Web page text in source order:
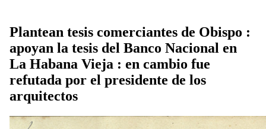
Plantean tesis comerciantes de Obispo :
apoyan la tesis del Banco Nacional en
La Habana Vieja : en cambio fue
refutada por el presidente de los
arquitectos